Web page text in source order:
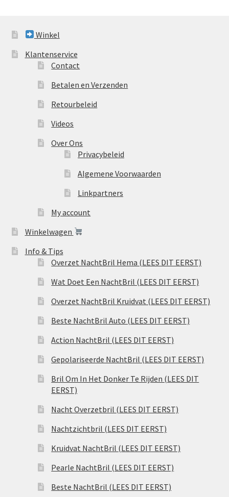
Winkel
Klantenservice
Contact
Betalen en Verzenden
Retourbeleid
Videos
Over Ons
Privacybeleid
Algemene Voorwaarden
Linkpartners
My account
Winkelwagen
Info & Tips
Overzet NachtBril Hema (LEES DIT EERST)
Wat Doet Een NachtBril (LEES DIT EERST)
Overzet NachtBril Kruidvat (LEES DIT EERST)
Beste NachtBril Auto (LEES DIT EERST)
Action NachtBril (LEES DIT EERST)
Gepolariseerde NachtBril (LEES DIT EERST)
Bril Om In Het Donker Te Rijden (LEES DIT
EERST)
Nacht Overzetbril (LEES DIT EERST)
Nachtzichtbril (LEES DIT EERST)
Kruidvat NachtBril (LEES DIT EERST)
Pearle NachtBril (LEES DIT EERST)
Beste NachtBril (LEES DIT EERST)